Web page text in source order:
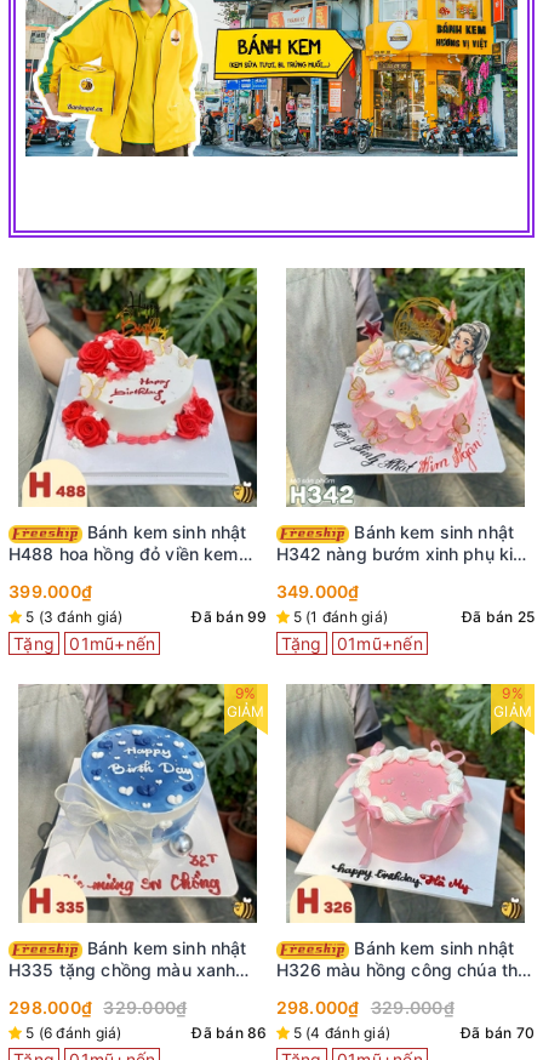
Bánh kem sinh nhật
H488 hoa hồng đỏ viền kem
399.000₫
5 (3 đánh giá) Đã bán 99
Tặng 01mũ+nến
H342 nàng bướm xinh phụ kiện
349.000₫
5 (1 đánh giá) Đã bán 25
Tặng 01mũ+nến
9%
GIẢM
Bánh kem sinh nhật
H335 tặng chồng màu xanh
298.000₫ 329.000₫
5 (6 đánh giá) Đã bán 86
9%
GIẢM
H326 màu hồng công chúa thắt
298.000₫ 329.000₫
5 (4 đánh giá) Đã bán 70